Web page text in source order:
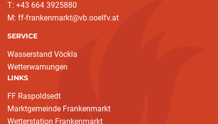
T: +43 664 3925880
M: ff-frankenmarkt@vb.ooelfv.at
SERVICE
Wasserstand Vöckla
Wetterwarnungen
LINKS
FF Raspoldsedt
Marktgemeinde Frankenmarkt
Wetterstation Frankenmarkt